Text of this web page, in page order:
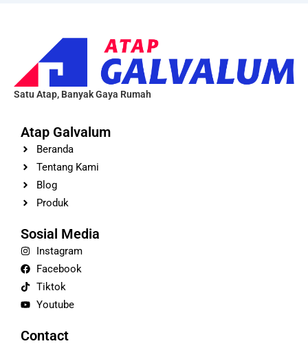
Satu Atap, Banyak Gaya Rumah
Atap Galvalum
Beranda
Tentang Kami
Blog
Produk
Sosial Media
Instagram
Facebook
Tiktok
Youtube
Contact